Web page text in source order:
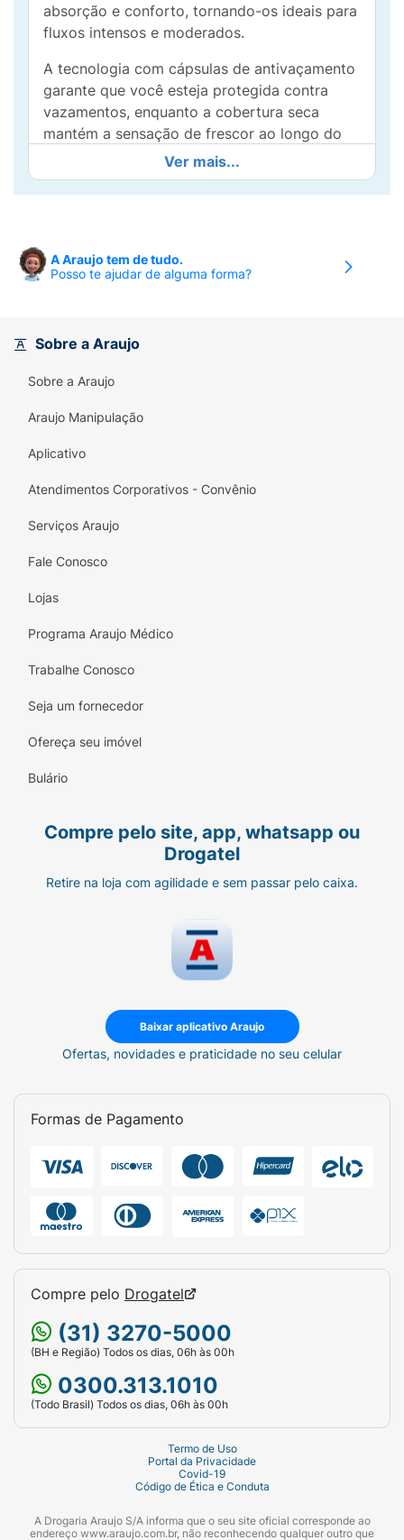
absorção e conforto, tornando-os ideais para
fluxos intensos e moderados.
A tecnologia com cápsulas de antivaçamento
garante que você esteja protegida contra
vazamentos, enquanto a cobertura seca
mantém a sensação de frescor ao longo do
uso. O design com abas proporciona um
ajuste seguro e confortável, evitando
deslocamentos.
Absorventes Sym Noite e Dia são perfeitos
para acompanhar seu ritmo de vida,
preocupações e sinta-se confiante todos os
absorventes Sym oferecemOpte pela
segurança e conforto com os Absorventes
Femininos Sym Noite e Dia e viva sua vida
plenamente!
Ver mais...
A Araujo tem de tudo.
Posso te ajudar de alguma forma?
Sobre a Araujo
Sobre a Araujo
Araujo Manipulação
Aplicativo
Atendimentos Corporativos - Convênio
Serviços Araujo
Fale Conosco
Lojas
Programa Araujo Médico
Trabalhe Conosco
Seja um fornecedor
Ofereça seu imóvel
Bulário
Compre pelo site, app, whatsapp ou
Drogatel
Retire na loja com agilidade e sem passar pelo caixa.
Baixar aplicativo Araujo
Ofertas, novidades e praticidade no seu celular
Formas de Pagamento
Compre pelo Drogatel
(31) 3270-5000
(BH e Região) Todos os dias, 06h às 00h
0300.313.1010
(Todo Brasil) Todos os dias, 06h às 00h
Termo de Uso
Portal da Privacidade
Covid-19
Código de Ética e Conduta
A Drogaria Araujo S/A informa que o seu site oficial corresponde ao
endereço www.araujo.com.br, não reconhecendo qualquer outro que